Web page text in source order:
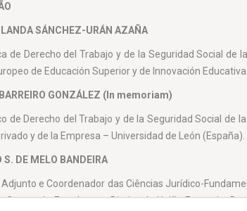
SÁNCHEZ-URÁN AZAÑA
de Derecho del Trabajo y de la Seguridad Social de
de Educación Superior y de Innovación
GONZÁLEZ (In memoriam)
de Derecho del Trabajo y de la Seguridad Social de
y de la Empresa – Universidad de León (España).
S. DE MELO BANDEIRA
e Coordenador das Ciências Jurídico-
Centro de Estudos em Direito da União Europeia.